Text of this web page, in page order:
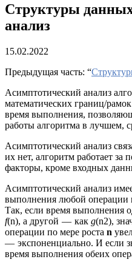
Структуры
анализ
15.02.2022
Предыдущая часть: “
Асимптотический анализ
математических границ/
время выполнения,
работы алгоритма в лучшем,
Асимптотический анализ
их нет, алгоритм работает за
факторы, кроме входных
Асимптотический анализ
выполнения любой операции
Так, если время выполнения
f(n), а другой — как g(n2),
операции по мере роста n
— экспоненциально. И если
время выполнения обеих